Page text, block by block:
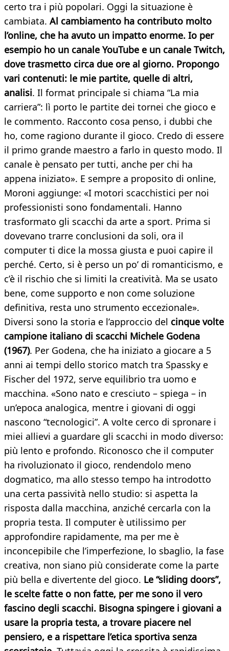
certo tra i più popolari. Oggi la situazione è
cambiata. Al cambiamento ha contributo molto
l’online, che ha avuto un impatto enorme. Io per
esempio ho un canale YouTube e un canale Twitch,
dove trasmetto circa due ore al giorno. Propongo
vari contenuti: le mie partite, quelle di altri,
analisi. Il format principale si chiama “La mia
carriera”: lì porto le partite dei tornei che gioco e
le commento. Racconto cosa penso, i dubbi che
ho, come ragiono durante il gioco. Credo di essere
il primo grande maestro a farlo in questo modo. Il
canale è pensato per tutti, anche per chi ha
appena iniziato». E sempre a proposito di online,
Moroni aggiunge: «I motori scacchistici per noi
professionisti sono fondamentali. Hanno
trasformato gli scacchi da arte a sport. Prima si
dovevano trarre conclusioni da soli, ora il
computer ti dice la mossa giusta e puoi capire il
perché. Certo, si è perso un po’ di romanticismo, e
c’è il rischio che si limiti la creatività. Ma se usato
bene, come supporto e non come soluzione
definitiva, resta uno strumento eccezionale».
Diversi sono la storia e l’approccio del cinque volte
campione italiano di scacchi Michele Godena
(1967). Per Godena, che ha iniziato a giocare a 5
anni ai tempi dello storico match tra Spassky e
Fischer del 1972, serve equilibrio tra uomo e
macchina. «Sono nato e cresciuto – spiega – in
un’epoca analogica, mentre i giovani di oggi
nascono “tecnologici”. A volte cerco di spronare i
miei allievi a guardare gli scacchi in modo diverso:
più lento e profondo. Riconosco che il computer
ha rivoluzionato il gioco, rendendolo meno
dogmatico, ma allo stesso tempo ha introdotto
una certa passività nello studio: si aspetta la
risposta dalla macchina, anziché cercarla con la
propria testa. Il computer è utilissimo per
approfondire rapidamente, ma per me è
inconcepibile che l’imperfezione, lo sbaglio, la fase
creativa, non siano più considerate come la parte
più bella e divertente del gioco. Le “sliding doors”,
le scelte fatte o non fatte, per me sono il vero
fascino degli scacchi. Bisogna spingere i giovani a
usare la propria testa, a trovare piacere nel
pensiero, e a rispettare l’etica sportiva senza